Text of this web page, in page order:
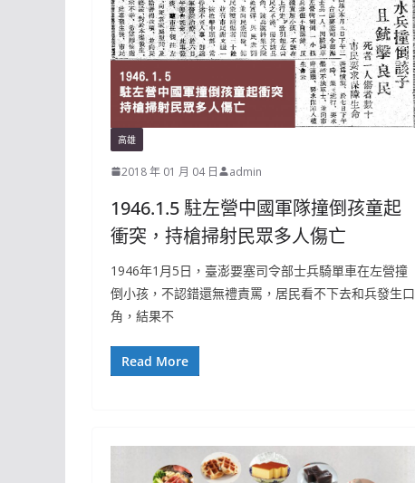
高雄
2018 年 01 月 04 日 admin
1946.1.5 駐左營中國軍隊撞倒孩童起
衝突，持槍掃射民眾多人傷亡
1946年1月5日，臺澎要塞司令部士兵騎單車在左營撞
倒小孩，不認錯還無禮責罵，居民看不下去和兵發生口
角，結果不
Read More